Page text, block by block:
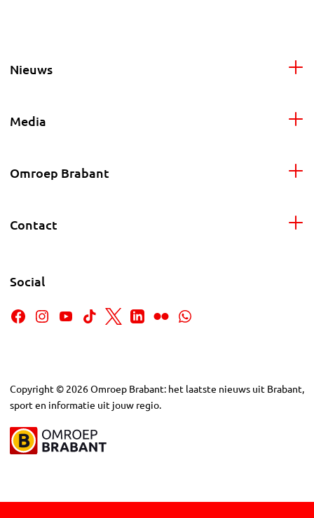
Nieuws
Media
Omroep Brabant
Contact
Social
Copyright © 2026Omroep Brabant: het laatste nieuws uit Brabant,
sport en informatie uit jouw regio.